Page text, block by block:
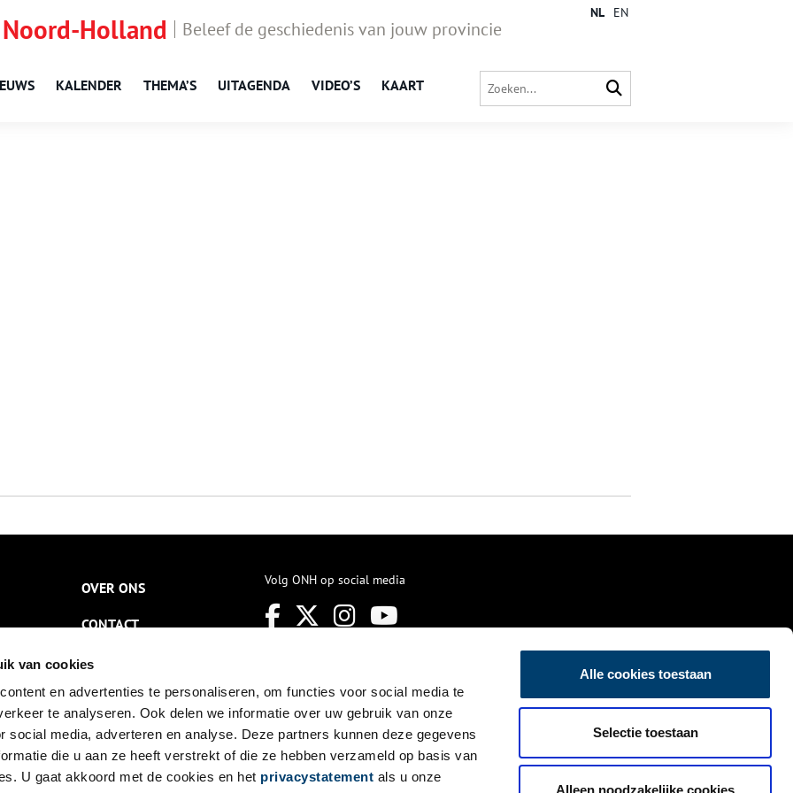
van cookies
en advertenties te personaliseren, om functies voor social media te
te analyseren. Ook delen we informatie over uw gebruik van onze
social media, adverteren en analyse. Deze partners kunnen deze gegevens
die u aan ze heeft verstrekt of die ze hebben verzameld op basis van
U gaat akkoord met de cookies en het privacystatement als u onze
Alle cookies toestaan
Selectie toestaan
Alleen noodzakelijke cookies
Holland Beleef de geschiedenis van jouw provincie
KALENDER THEMA’S UITAGENDA VIDEO’S KAART
NL EN
OVER ONS
CONTACT
NIEUWSBRIEF
DISCLAIMER
PRIVACY
TOEGANKELIJKHEID
Volg ONH op social media